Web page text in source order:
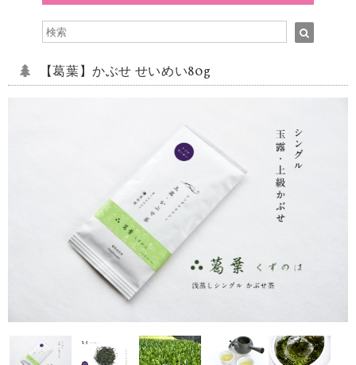
【葛葉】かぶせ せいめい80g